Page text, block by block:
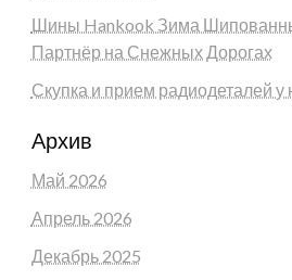
Шины Hankook Зима
Партнёр на Снежных Дорогах
Скупка и прием радиодеталей у
Архив
Май 2026
Апрель 2026
Декабрь 2025